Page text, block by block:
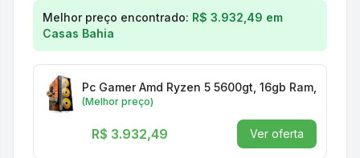
Comparação de preços para PC Gamer AMD
Melhor preço encontrado: R$ 3.932,49 em
Casas Bahia
Pc Gamer Amd Ryzen 5 5600gt, 16gb Ram,
(Melhor preço)
R$ 3.932,49 Ver oferta